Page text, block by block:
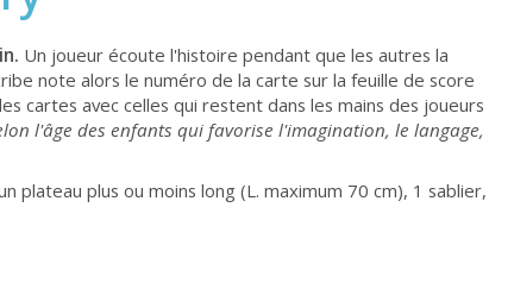
Un joueur écoute l'histoire pendant que les autres la
note alors le numéro de la carte sur la feuille de score
cartes avec celles qui restent dans les mains des joueurs
l'âge des enfants qui favorise l'imagination, le langage,
plus ou moins long (L. maximum 70 cm), 1 sablier,